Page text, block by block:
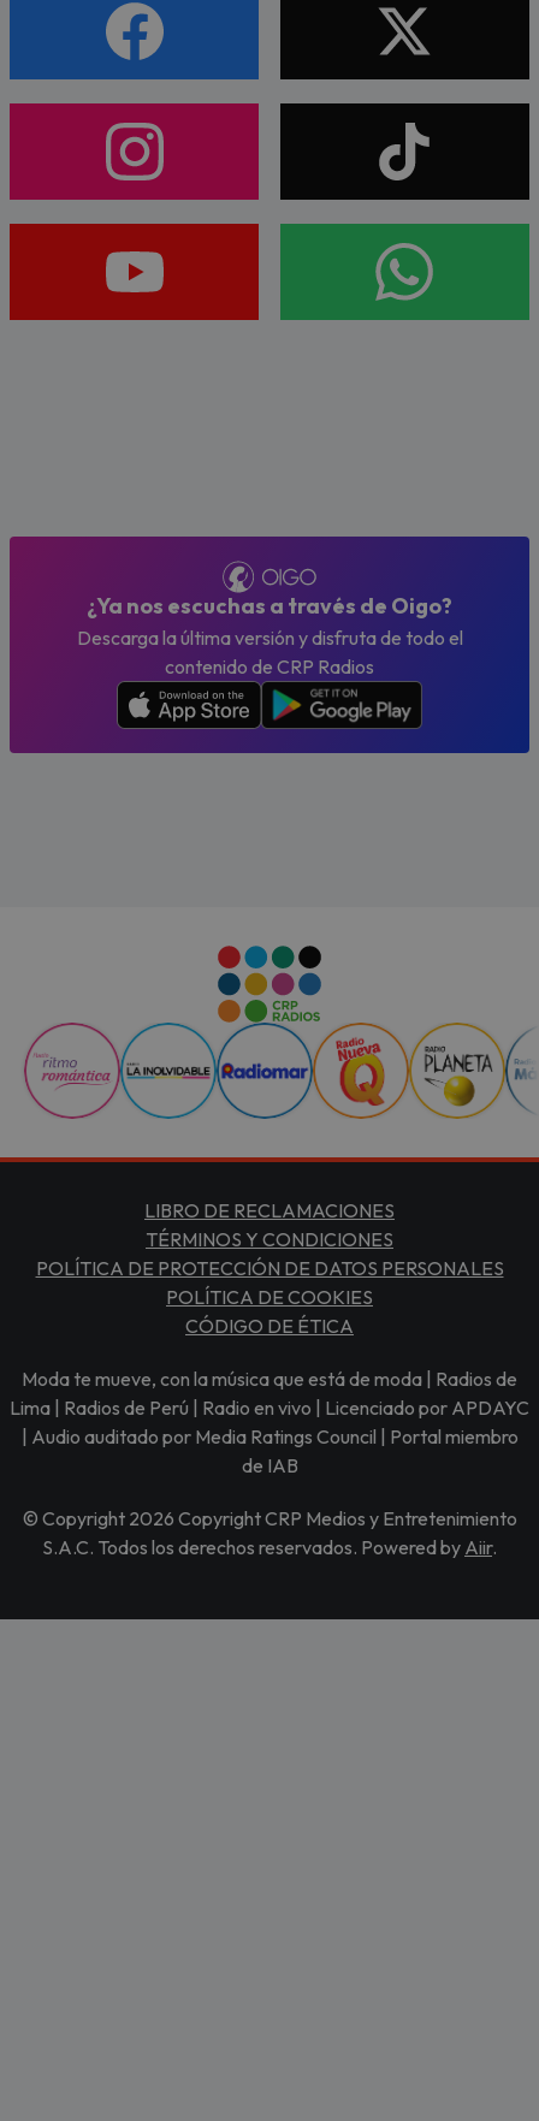
¿Ya nos escuchas a través de Oigo?
Descarga la última versión y disfruta de todo el
contenido de CRP Radios
LIBRO DE RECLAMACIONES
TÉRMINOS Y CONDICIONES
POLÍTICA DE PROTECCIÓN DE DATOS PERSONALES
POLÍTICA DE COOKIES
CÓDIGO DE ÉTICA
Moda te mueve, con la música que está de moda | Radios de
Lima | Radios de Perú | Radio en vivo | Licenciado por APDAYC
| Audio auditado por Media Ratings Council | Portal miembro
de IAB
© Copyright 2026 Copyright CRP Medios y Entretenimiento
S.A.C. Todos los derechos reservados. Powered by Aiir.